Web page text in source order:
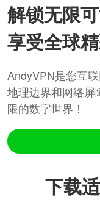
解锁无限可
享受全球精
AndyVPN是您互
地理边界和网络屏
限的数字世界！
下载